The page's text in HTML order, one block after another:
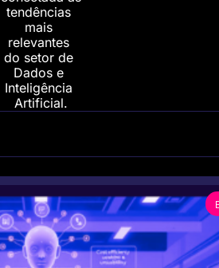
tendências
mais
relevantes
do setor de
Dados e
Inteligência
Artificial.